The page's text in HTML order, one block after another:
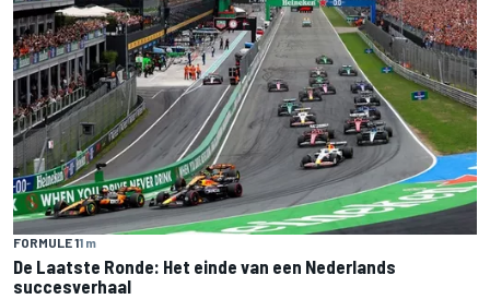
FORMULE 11 m
De Laatste Ronde: Het einde van een Nederlands
succesverhaal